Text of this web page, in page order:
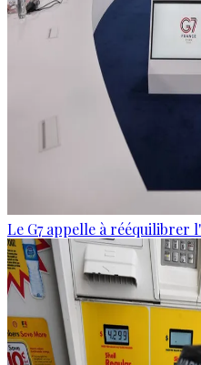
Le G7 appelle à rééquilibrer